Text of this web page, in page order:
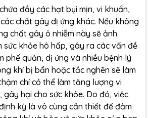
đầy các hạt bụi mịn, vi khuẩn,
chất gây dị ứng khác. Nếu không
chất gây ô nhiễm này sẽ ảnh
sức khỏe hô hấp, gây ra các vấn đề
phế quản, dị ứng và nhiều bệnh lý
khí bị bẩn hoặc tắc nghẽn sẽ làm
chí có thể làm tăng lượng vi
gây hại cho sức khỏe. Do đó, việc
kỳ là vô cùng cần thiết để đảm